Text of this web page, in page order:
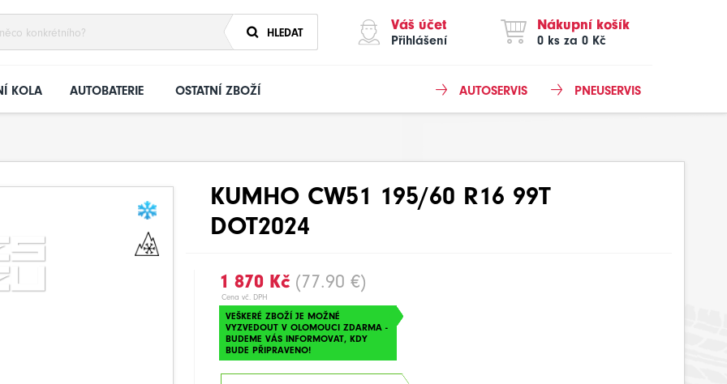
HLEDAT Váš účet
Přihlášení
Nákupní košík
0 ks za 0 Kč
KOLA AUTOBATERIE OSTATNÍ ZBOŽÍ PNEUSERVIS
AUTOSERVIS
KUMHO CW51 195/60 R16 99T
DOT2024
1 870 Kč (77.90 €)
Cena vč. DPH
VEŠKERÉ ZBOŽÍ JE MOŽNÉ
VYZVEDOUT V OLOMOUCI ZDARMA -
BUDEME VÁS INFORMOVAT, KDY
BUDE PŘIPRAVENO!